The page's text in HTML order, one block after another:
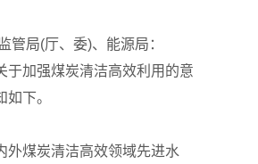
局(厅、委)、能源局：
于加强煤炭清洁高效利用的意
下。
外煤炭清洁高效领域先进水